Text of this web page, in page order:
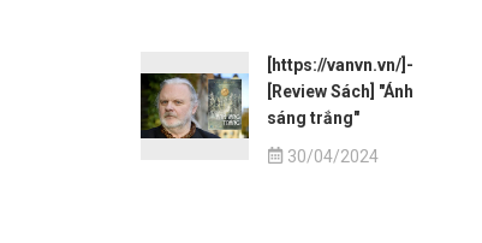
[https://vanvn.vn/]-
[Review Sách] "Ánh
sáng trắng"
30/04/2024